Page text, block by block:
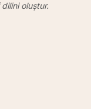
oluştur.